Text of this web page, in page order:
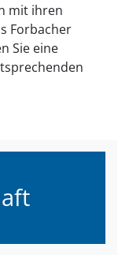
mit ihren
Forbacher
Sie eine